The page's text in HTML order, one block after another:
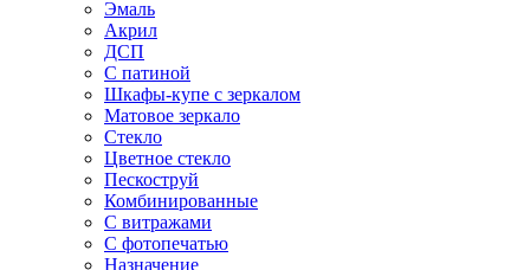
Эмаль
Акрил
ДСП
С патиной
Шкафы-купе с зеркалом
Матовое зеркало
Стекло
Цветное стекло
Пескоструй
Комбинированные
С витражами
С фотопечатью
Назначение